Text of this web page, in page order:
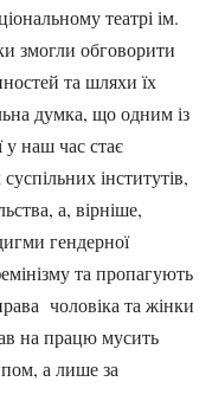
театрі ім.
змогли обговорити
та шляхи їх
думка, що одним із
у наш час стає
інститутів,
а, вірніше,
гендерної
та пропагують
чоловіка та жінки
на працю мусить
а лише за